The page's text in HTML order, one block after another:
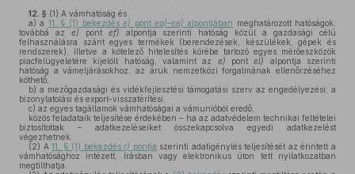
12. § (1) A vámhatóság és
a) a 11. § (1) bekezdése) pont ea)–ee) alpontjában meghatározott hatóságok,
továbbá az e) pont ef) alpontja szerinti hatóság közül a gazdasági célú
felhasználásra szánt egyes termékek (berendezések, készülékek, gépek és
rendszerek), illetve a kötelező hitelesítés körébe tartozó egyes mérőeszközök
piacfelügyeletére kijelölt hatóság, valamint az e) pontel)
alpontja szerinti
hatóság a vámeljárásokhoz, az áruk nemzetközi forgalmának ellenőrzéséhez
köthető,
b) a mezőgazdasági és vidékfejlesztési támogatási szerv az engedélyezési, a
bizonylatolási és export-visszatérítési,
c) az egyes tagállamok vámhatóságai a vámunióból eredő,
közös feladataik teljesítése érdekében – ha az adatvédelem technikai feltételei
biztosítottak – adatkezeléseiket összekapcsolva egyedi adatkezelést
végezhetnek.
(2) A11. § (1) bekezdésr) pontja szerinti adatigénylés teljesítését az érintett a
vámhatósághoz intézett, írásban vagy elektronikus úton tett nyilatkozatban
megtilthatja.